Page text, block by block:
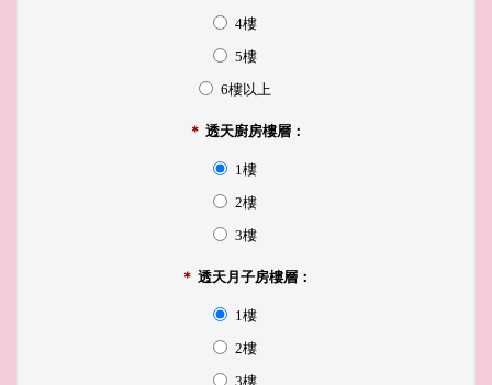
4樓
5樓
6樓以上
＊ 透天廚房樓層：
1樓
2樓
3樓
＊ 透天月子房樓層：
1樓
2樓
3樓